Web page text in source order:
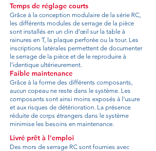
Temps de réglage courts
Grâce à la conception modulaire de la série RC,
les différents modules de serrage de la pièce
sont installés en un clin d’œil sur la table à
rainures en T, la plaque perforée ou la tour. Les
inscriptions latérales permettent de documenter
le serrage de la pièce et de le reproduire à
l’identique ultérieurement.
Faible maintenance
Grâce à la forme des différents composants,
aucun copeau ne reste dans le système. Les
composants sont ainsi moins exposés à l'usure
et aux risques de détérioration. La présence
réduite de corps étrangers dans le système
minimise les besoins en maintenance.
Livré prêt à l'emploi
Des mors de serrage RC sont fournies avec